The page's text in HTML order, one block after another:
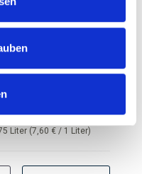
White,
Bewertung von 5
Liter (7,60 € / 1 Liter)